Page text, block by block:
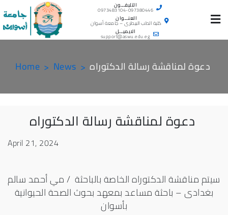
to
content
التليفـــون
0973483104-097380446
العنـــوان
كلية الطب البيطرى – جامعة أسوان
الايميـــل
support@aswu.edu.eg
Home News
April 21, 2024
سيتم مناقشة الدكتوراه الخاصة بالباحثة / مي أحمد سالم
بغدادى – باحثة مساعد بمعهد بحوث الصحة الحيوانية
بأسوان